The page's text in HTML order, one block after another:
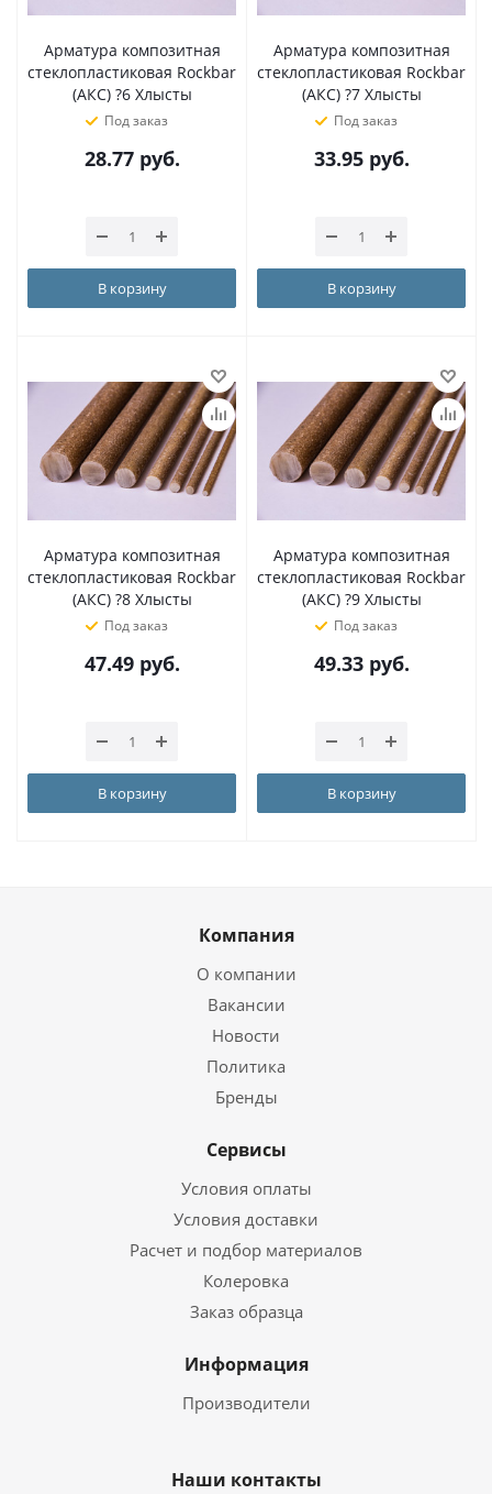
Арматура композитная
стеклопластиковая Rockbar
(АКС) ?6 Хлысты
Под заказ
28.77руб.
В корзину
Арматура композитная
стеклопластиковая Rockbar
(АКС) ?7 Хлысты
Под заказ
33.95руб.
В корзину
Арматура композитная
стеклопластиковая Rockbar
(АКС) ?8 Хлысты
Под заказ
47.49руб.
В корзину
Арматура композитная
стеклопластиковая Rockbar
(АКС) ?9 Хлысты
Под заказ
49.33руб.
В корзину
Компания
О компании
Вакансии
Новости
Политика
Бренды
Сервисы
Условия оплаты
Условия доставки
Расчет и подбор материалов
Колеровка
Заказ образца
Информация
Производители
Наши контакты